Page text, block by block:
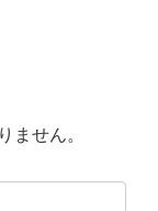
ません。